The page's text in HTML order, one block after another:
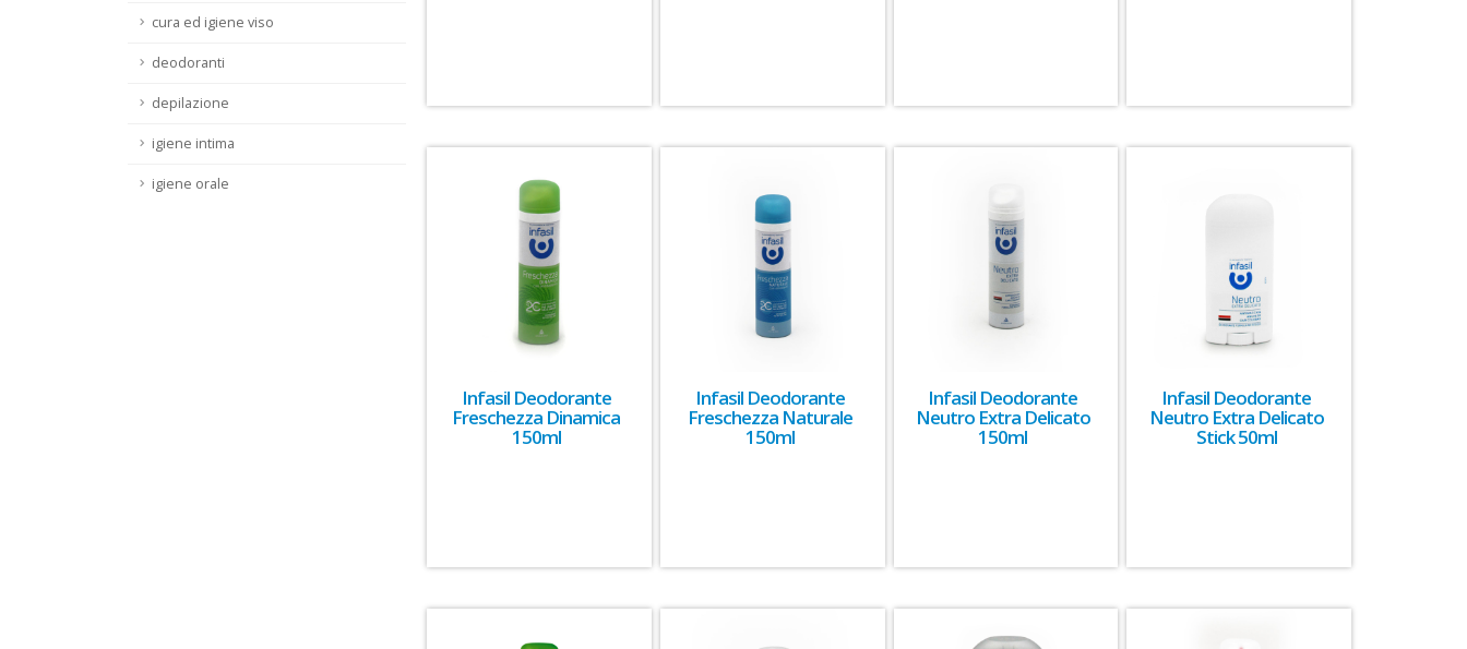
cura ed igiene viso
deodoranti
depilazione
igiene intima
igiene orale
Infasil Deodorante
Freschezza Dinamica
150ml
Infasil Deodorante
Freschezza Naturale
150ml
Infasil Deodorante
Neutro Extra Delicato
150ml
Infasil Deodorante
Neutro Extra Delicato
Stick 50ml